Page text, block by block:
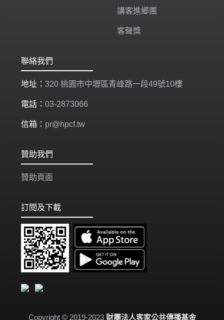
講客進鄉團
客聲獎
聯絡我們
地址： 320 桃園市中壢區青峰路一段49號10樓
電話： 03-2873066
信箱： pr@hpcf.tw
贊助我們
贊助頁面
訂閱及下載
Copyright © 2019-2023 財團法人客家公共傳播基金